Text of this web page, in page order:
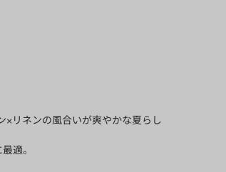
×リネンの風合いが爽やかな夏らし
適。